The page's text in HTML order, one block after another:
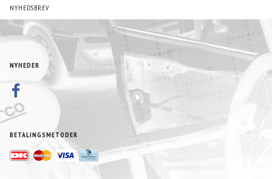
NYHEDSBREV
NYHEDER
BETALINGSMETODER